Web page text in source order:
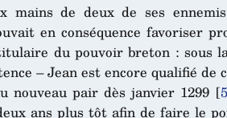
mains de deux de ses
en conséquence favoriser
du pouvoir breton : sous
– Jean est encore qualifié
nouveau pair dès janvier 1299 [5
ans plus tôt afin de faire le